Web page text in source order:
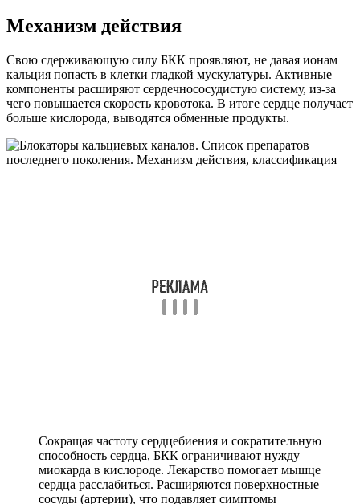
Механизм действия
Свою сдерживающую силу БКК проявляют, не давая ионам
кальция попасть в клетки гладкой мускулатуры. Активные
компоненты расширяют сердечнососудистую систему, из-за
чего повышается скорость кровотока. В итоге сердце получает
больше кислорода, выводятся обменные продукты.
Сокращая частоту сердцебиения и сократительную
способность сердца, БКК ограничивают нужду
миокарда в кислороде. Лекарство помогает мышце
сердца расслабиться. Расширяются поверхностные
сосуды (артерии), что подавляет симптомы